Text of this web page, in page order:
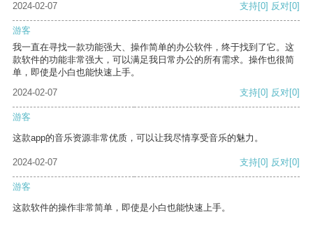
2024-02-07 支持[0] 反对[0]
游客
我一直在寻找一款功能强大、操作简单的办公软件，终于找到了它。这
款软件的功能非常强大，可以满足我日常办公的所有需求。操作也很简
单，即使是小白也能快速上手。
2024-02-07
支持[0] 反对[0]
游客
这款app的音乐资源非常优质，可以让我尽情享受音乐的魅力。
2024-02-07 支持[0] 反对[0]
游客
这款软件的操作非常简单，即使是小白也能快速上手。